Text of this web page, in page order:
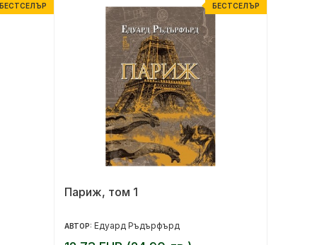
БЕСТСЕЛЪР БЕСТСЕЛЪР
Париж, том 1
АВТОР: Едуард Ръдърфърд